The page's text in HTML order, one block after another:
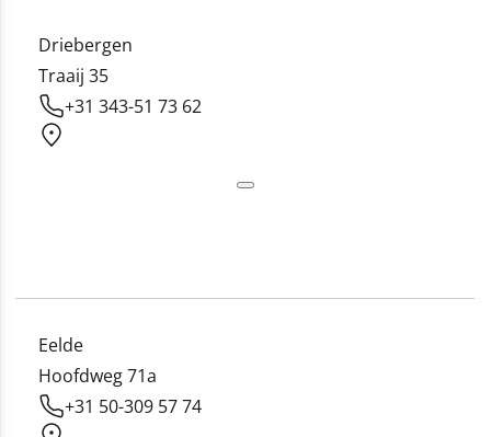
Driebergen
Traaij 35
+31 343-51 73 62
Eelde
Hoofdweg 71a
+31 50-309 57 74